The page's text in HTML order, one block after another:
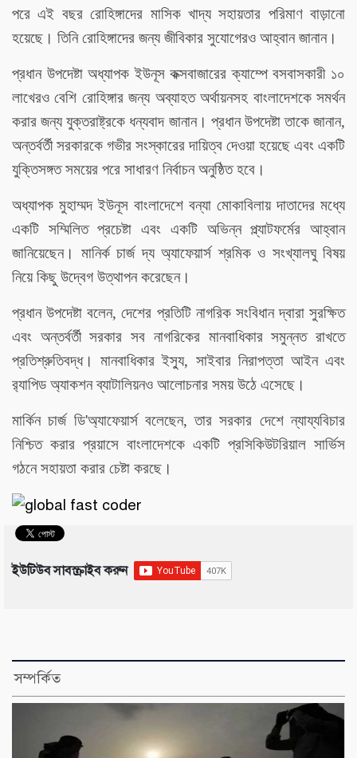
পরে এই বছর রোহিঙ্গাদের মাসিক খাদ্য সহায়তার পরিমাণ বাড়ানো
হয়েছে। তিনি রোহিঙ্গাদের জন্য জীবিকার সুযোগেরও আহ্বান জানান।
প্রধান উপদেষ্টা অধ্যাপক ইউনূস কক্সবাজারের ক্যাম্পে বসবাসকারী ১০
লাখেরও বেশি রোহিঙ্গার জন্য অব্যাহত অর্থায়নসহ বাংলাদেশকে সমর্থন
করার জন্য যুক্তরাষ্ট্রকে ধন্যবাদ জানান। প্রধান উপদেষ্টা তাকে জানান,
অন্তর্বর্তী সরকারকে গভীর সংস্কারের দায়িত্ব দেওয়া হয়েছে এবং একটি
যুক্তিসঙ্গত সময়ের পরে সাধারণ নির্বাচন অনুষ্ঠিত হবে।
অধ্যাপক মুহাম্মদ ইউনূস বাংলাদেশে বন্যা মোকাবিলায় দাতাদের মধ্যে
একটি সম্মিলিত প্রচেষ্টা এবং একটি অভিন্ন প্ল্যাটফর্মের আহ্বান
জানিয়েছেন। মানির্ক চার্জ দ্য অ্যাফেয়ার্স শ্রমিক ও সংখ্যালঘু বিষয়
নিয়ে কিছু উদ্বেগ উত্থাপন করেছেন।
প্রধান উপদেষ্টা বলেন, দেশের প্রতিটি নাগরিক সংবিধান দ্বারা সুরক্ষিত
এবং অন্তর্বর্তী সরকার সব নাগরিকের মানবাধিকার সমুন্নত রাখতে
প্রতিশ্রুতিবদ্ধ। মানবাধিকার ইস্যু, সাইবার নিরাপত্তা আইন এবং
র‌্যাপিড অ্যাকশন ব্যাটালিয়নও আলোচনার সময় উঠে এসেছে।
মার্কিন চার্জ ডি'অ্যাফেয়ার্স বলেছেন, তার সরকার দেশে ন্যায্যবিচার
নিশ্চিত করার প্রয়াসে বাংলাদেশকে একটি প্রসিকিউটরিয়াল সার্ভিস
গঠনে সহায়তা করার চেষ্টা করছে।
ইউটিউব সাবস্ক্রাইব করুন
সম্পর্কিত